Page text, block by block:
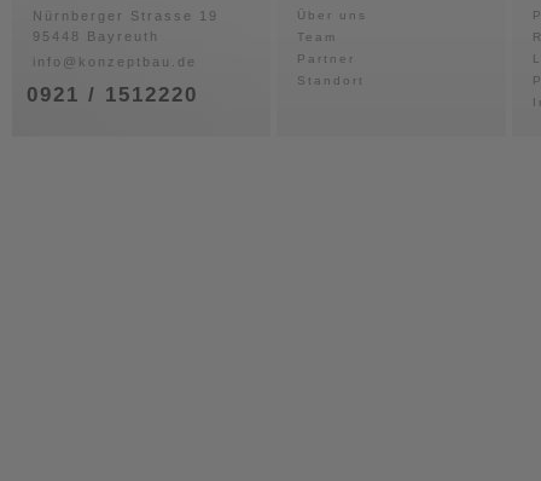
Nürnberger Strasse 19
95448 Bayreuth
info@konzeptbau.de
0921 / 1512220
Über uns
Team
Partner
Standort